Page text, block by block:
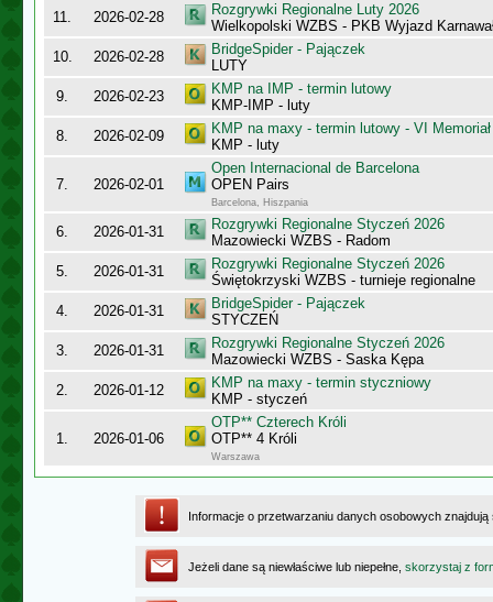
11.
2026-02-28
Rozgrywki Regionalne Luty 2026
Wielkopolski WZBS - PKB Wyjazd
10.
2026-02-28
BridgeSpider - Pajączek
LUTY
9.
2026-02-23
KMP na IMP - termin lutowy
KMP-IMP - luty
8.
2026-02-09
KMP na maxy - termin lutowy - VI
KMP - luty
7. 2026-02-01
Open Internacional de Barcelona
OPEN Pairs
Barcelona, Hiszpania
6. 2026-01-31
Rozgrywki Regionalne Styczeń 2026
Mazowiecki WZBS - Radom
5.
2026-01-31
Rozgrywki Regionalne Styczeń 2026
Świętokrzyski WZBS - turnieje regionalne
4.
2026-01-31
BridgeSpider - Pajączek
STYCZEŃ
3.
2026-01-31
Rozgrywki Regionalne Styczeń 2026
Mazowiecki WZBS - Saska Kępa
2.
2026-01-12
KMP na maxy - termin styczniowy
KMP - styczeń
1. 2026-01-06
OTP** Czterech Króli
OTP** 4 Króli
Warszawa
Informacje o przetwarzaniu danych osobowych
Jeżeli dane są niewłaściwe lub niepełne, skorzystaj z